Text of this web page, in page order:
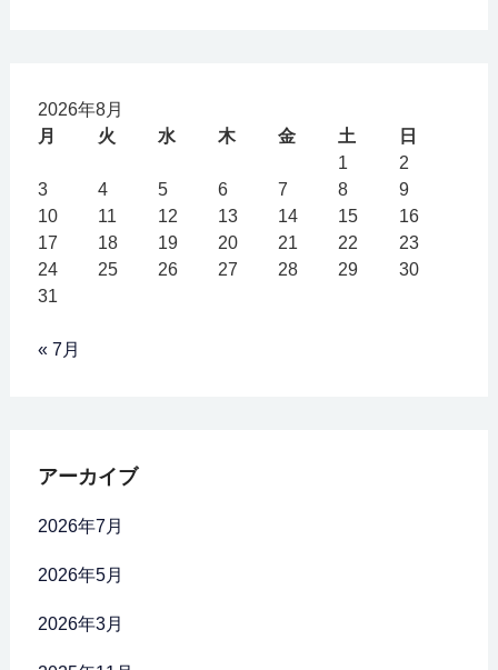
2026年8月
月
火 水 木 金 土
日
1
2
3
4 5 6 7 8
9
10
11 12 13 14 15
16
17
18 19 20 21 22
23
24
25 26 27 28 29
30
31
« 7月
アーカイブ
2026年7月
2026年5月
2026年3月